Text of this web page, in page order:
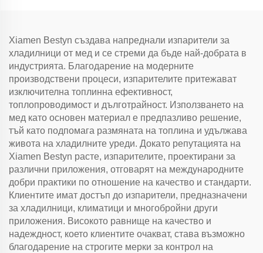
Xiamen Bestyn създава напреднали изпарители за
хладилници от мед и се стреми да бъде най-добрата в
индустрията. Благодарение на модерните
производствени процеси, изпарителите притежават
изключителна топлинна ефективност,
топлопроводимост и дълготрайност. Използването на
мед като основен материал е предпазливо решение,
тъй като подпомага размяната на топлина и удължава
живота на хладилните уреди. Докато репутацията на
Xiamen Bestyn расте, изпарителите, проектирани за
различни приложения, отговарят на международните
добри практики по отношение на качество и стандарти.
Клиентите имат достъп до изпарители, предназначени
за хладилници, климатици и многобройни други
приложения. Високото равнище на качество и
надеждност, което клиентите очакват, става възможно
благодарение на строгите мерки за контрол на